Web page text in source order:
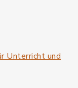
Unterricht und